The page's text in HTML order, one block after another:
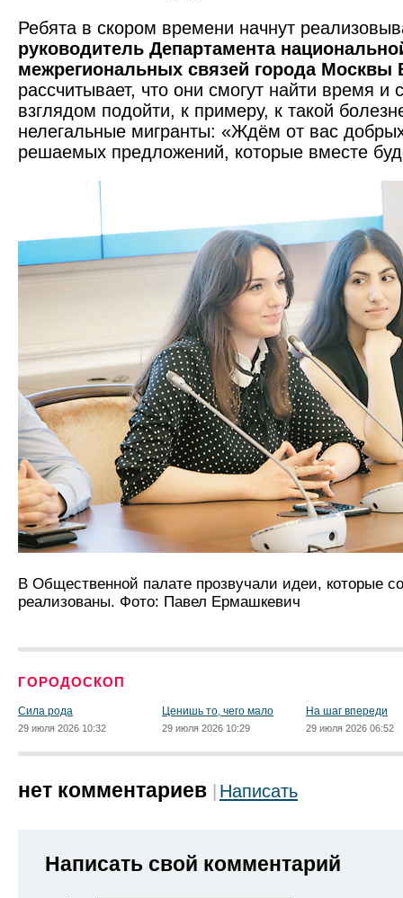
Ребята в скором времени начнут
руководитель Департамента
межрегиональных связей города Москвы
рассчитывает, что они смогут найти время
взглядом подойти, к примеру, к такой
нелегальные мигранты: «Ждём от вас
решаемых предложений, которые вместе
В Общественной палате прозвучали идеи, которые
реализованы. Фото: Павел Ермашкевич
ГОРОДОСКОП
Сила рода
29 июля 2026 10:32
Ценишь то, чего мало
29 июля 2026 10:29
На шаг впереди
29 июля 2026 06:52
нет комментариев Написать
Написать свой комментарий